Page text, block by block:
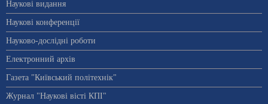
Наукові видання
Наукові конференції
Науково-дослідні роботи
Електронний архів
Газета "Київський політехнік"
Журнал "Наукові вісті КПІ"